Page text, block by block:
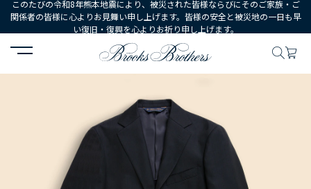
このたびの令和8年熊本地震により、被災された皆様ならびにそのご家族・ご
関係者の皆様に心よりお見舞い申し上げます。皆様の安全と被災地の一日も早
い復旧・復興を心よりお祈り申し上げます。
HOME ウェア スーツ ウール／モヘア シャドーストラ